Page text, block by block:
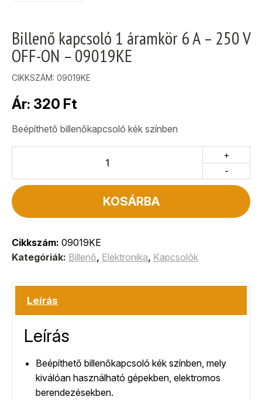
Billenő kapcsoló 1 áramkör 6 A – 250 V
OFF-ON – 09019KE
CIKKSZÁM: 09019KE
Ár: 320 Ft
Beépíthető billenőkapcsoló kék színben
-
+
KOSÁRBA
Cikkszám: 09019KE
Kategóriák: Billenő, Elektronika, Kapcsolók
Leírás
Leírás
Beépíthető billenőkapcsoló kék színben, mely
kiválóan használható gépekben, elektromos
berendezésekben.